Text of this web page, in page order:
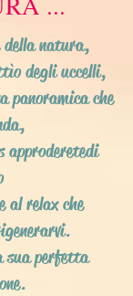
della natura,
degli uccelli,
panoramica che
di
al relax che
sua perfetta